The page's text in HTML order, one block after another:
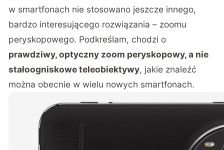
w smartfonach nie stosowano jeszcze innego,
bardzo interesującego rozwiązania – zoomu
peryskopowego. Podkreślam, chodzi o
prawdziwy, optyczny zoom peryskopowy, a nie
stałoogniskowe teleobiektywy, jakie znaleźć
można obecnie w wielu nowych smartfonach.